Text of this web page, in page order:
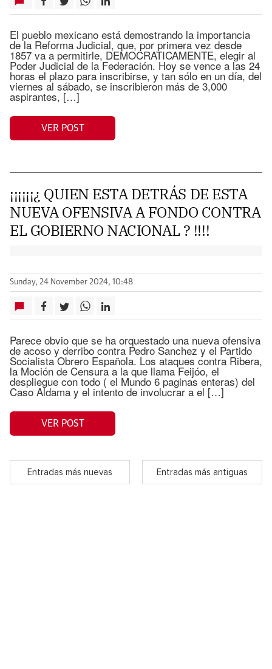
El pueblo mexicano está demostrando la importancia
de la Reforma Judicial, que, por primera vez desde
1857 va a permitirle, DEMOCRATICAMENTE, elegir al
Poder Judicial de la Federación. Hoy se vence a las 24
horas el plazo para inscribirse, y tan sólo en un día, del
viernes al sábado, se inscribieron más de 3,000
aspirantes, […]
VER POST
¡¡¡¡¡¡¿ QUIEN ESTA DETRÁS DE ESTA
NUEVA OFENSIVA A FONDO CONTRA
EL GOBIERNO NACIONAL ? !!!!
Sunday, 24 November 2024, 10:48
Parece obvio que se ha orquestado una nueva ofensiva
de acoso y derribo contra Pedro Sanchez y el Partido
Socialista Obrero Española. Los ataques contra Ribera,
la Moción de Censura a la que llama Feijóo, el
despliegue con todo ( el Mundo 6 paginas enteras) del
Caso Aldama y el intento de involucrar a el […]
VER POST
Entradas más nuevas Entradas más antiguas